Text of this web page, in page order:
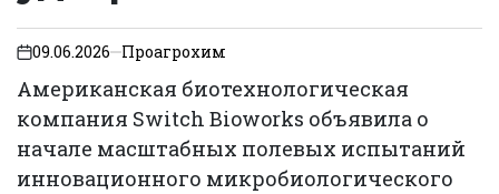
on09.06.2026 Проагрохим
Американская биотехнологическая
компания Switch Bioworks объявила о
начале масштабных полевых испытаний
инновационного микробиологического